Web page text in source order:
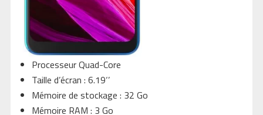
Processeur Quad-Core
Taille d’écran : 6.19‘’
Mémoire de stockage : 32 Go
Mémoire RAM : 3 Go